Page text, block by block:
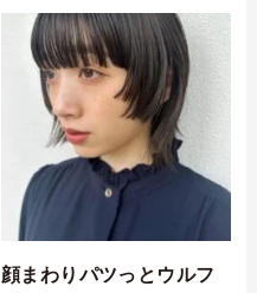
顔まわりパツっとウルフ